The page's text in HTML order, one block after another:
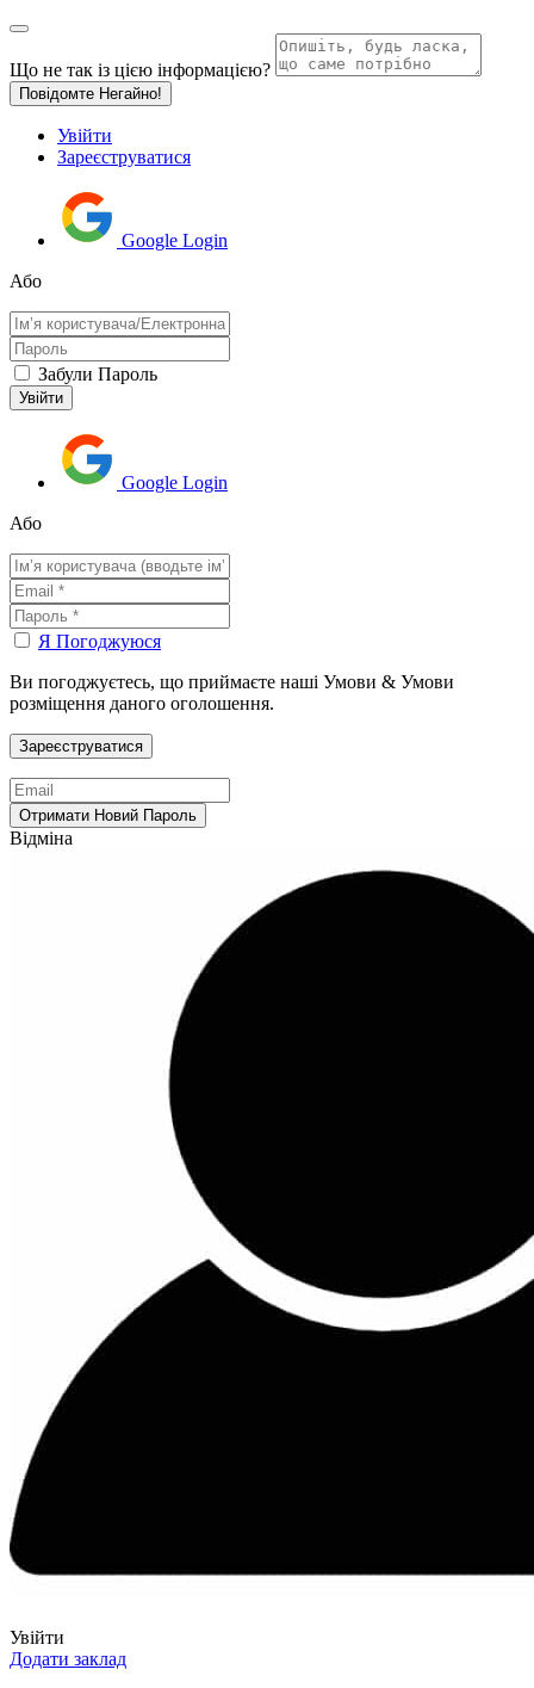
Що не так із цією інформацією?
Повідомте Негайно!
Увійти
Зареєструватися
Google Login
Або
Забули Пароль
Google Login
Або
Я Погоджуюся
Ви погоджуєтесь, що приймаєте наші Умови & Умови
розміщення даного оголошення.
Відміна
Увійти
Додати заклад